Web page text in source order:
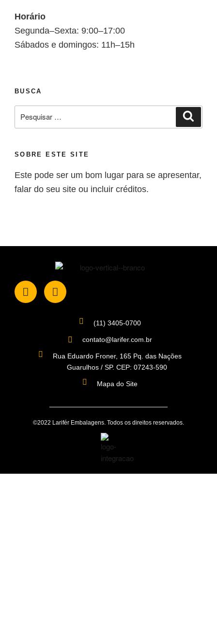
Horário
Segunda–Sexta: 9:00–17:00
Sábados e domingos: 11h–15h
BUSCA
SOBRE ESTE SITE
Este pode ser um bom lugar para se apresentar,
falar do seu site ou incluir créditos.
(11) 3405-0700
contato@larifer.com.br
Rua Eduardo Froner, 165 Pq. das Nações
Guarulhos / SP. CEP: 07243-590
Mapa do Site
©2022 Larifér Embalagens. Todos os direitos reservados.